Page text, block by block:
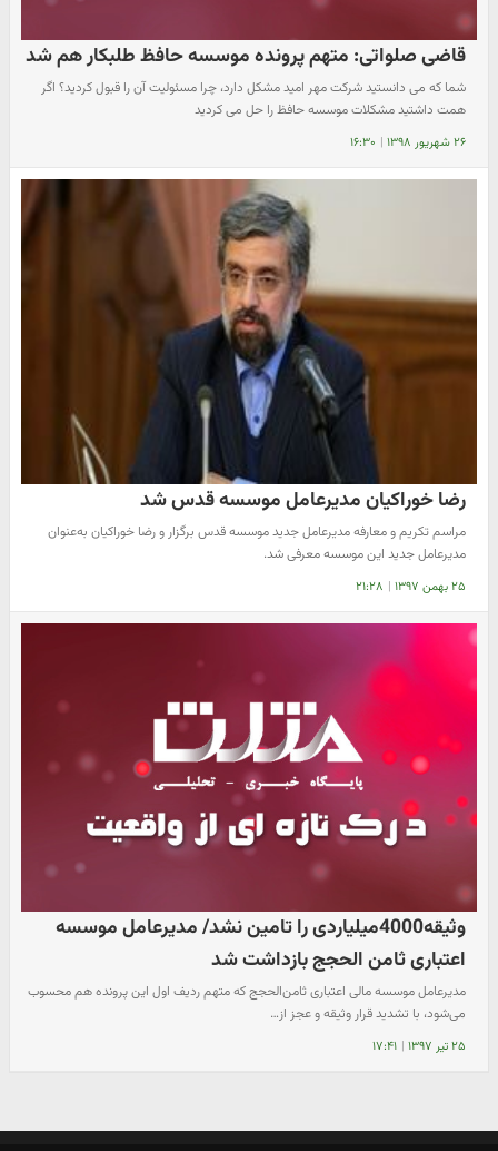
قاضی صلواتی: متهم پرونده موسسه حافظ طلبکار هم شد
شما که می دانستید شرکت مهر امید مشکل دارد، چرا مسئولیت آن را قبول کردید؟ اگر
همت داشتید مشکلات موسسه حافظ را حل می کردید
۲۶ شهریور ۱۳۹۸ | ۱۶:۳۰
رضا خوراکیان مدیرعامل موسسه قدس شد
مراسم تکریم و معارفه مدیرعامل جدید موسسه قدس برگزار و رضا خوراکیان به‌عنوان
مدیرعامل جدید این موسسه معرفی شد.
۲۵ بهمن ۱۳۹۷ | ۲۱:۲۸
وثیقه4000میلیاردی را تامین نشد/ مدیرعامل موسسه
اعتباری ثامن الحجج بازداشت شد
مدیرعامل موسسه مالی اعتباری ثامن‌الحجج که متهم ردیف اول این پرونده هم محسوب
می‌شود، با تشدید قرار وثیقه و عجز از…
۲۵ تیر ۱۳۹۷ | ۱۷:۴۱